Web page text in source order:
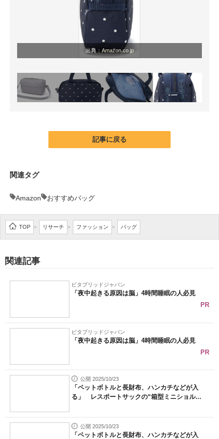
出典： Amazon.co.jp
記事に戻る
関連タグ
Amazon おすすめバッグ
TOP > リサーチ > ファッション > バッグ
関連記事
ビタブリッドジャパン
「夜中起きる原因は脳」4時間睡眠の人必見
PR
ビタブリッドジャパン
「夜中起きる原因は脳」4時間睡眠の人必見
PR
公開 2025/10/23
「ペットボトルと長財布、ハンカチなどが入
る」 レスポートサックの“箱型ミニショル...
公開 2025/10/23
「ペットボトルと長財布、ハンカチなどが入